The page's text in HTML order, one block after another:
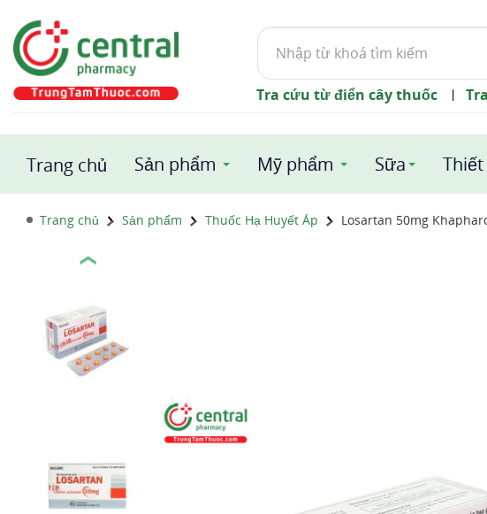
Tìm
kiếm
Tra cứu từ điển cây thuốc |
Trang chủ Sản phẩm Mỹ phẩm Sữa
Trang chủ Sản phẩm Thuốc Hạ Huyết Áp Losartan 50mg
❮
1 / 5